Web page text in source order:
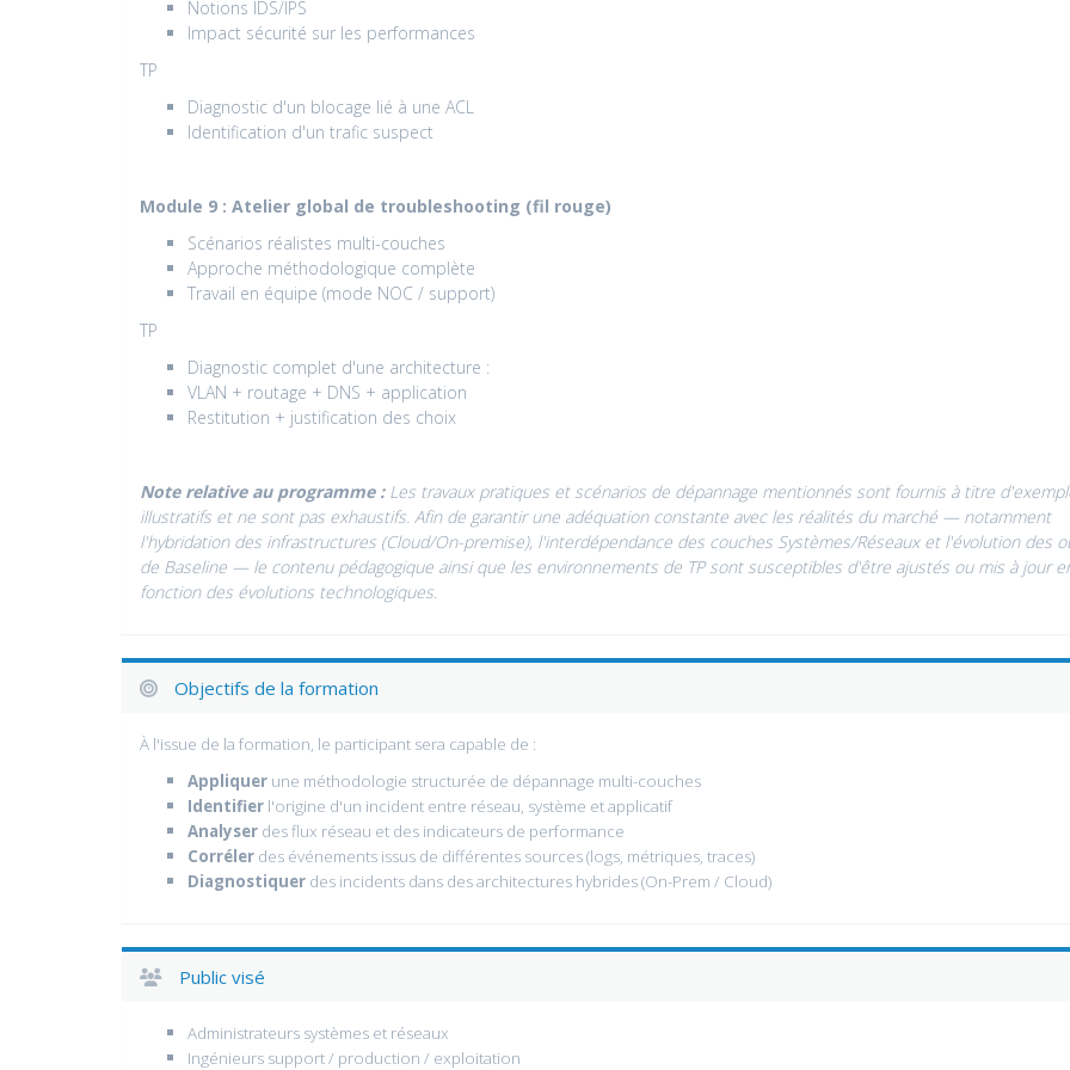
Notions IDS/IPS
Impact sécurité sur les performances
TP
Diagnostic d'un blocage lié à une ACL
Identification d'un trafic suspect
Module 9 : Atelier global de troubleshooting (fil rouge)
Scénarios réalistes multi-couches
Approche méthodologique complète
Travail en équipe (mode NOC / support)
TP
Diagnostic complet d'une architecture :
VLAN + routage + DNS + application
Restitution + justification des choix
Note relative au programme :Les travaux pratiques et scénarios de dépannage mentionnés sont fournis à titre
illustratifs et ne sont pas exhaustifs. Afin de garantir une adéquation constante avec les réalités du marché — notamment
l'hybridation des infrastructures (Cloud/On-premise), l'interdépendance des couches Systèmes/Réseaux et l'évolution des
de Baseline — le contenu pédagogique ainsi que les environnements de TP sont susceptibles d'être ajustés ou mis à jour
fonction des évolutions technologiques.
Objectifs de la formation
À l'issue de la formation, le participant sera capable de :
Appliquer une méthodologie structurée de dépannage multi-couches
Identifier l'origine d'un incident entre réseau, système et applicatif
Analyser des flux réseau et des indicateurs de performance
Corréler des événements issus de différentes sources (logs, métriques, traces)
Diagnostiquer des incidents dans des architectures hybrides (On-Prem / Cloud)
Public visé
Administrateurs systèmes et réseaux
Ingénieurs support / production / exploitation